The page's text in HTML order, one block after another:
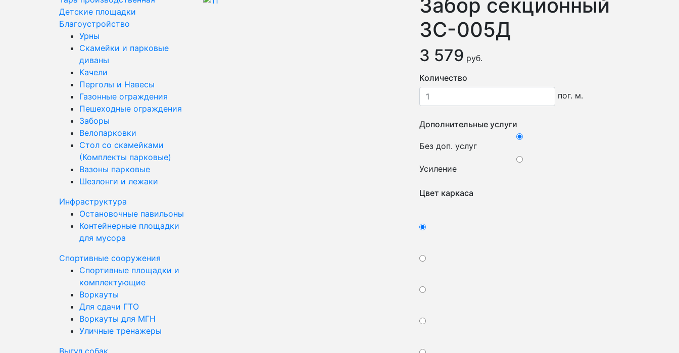
Детские площадки
Благоустройство
Урны
Скамейки и парковые
диваны
Качели
Перголы и Навесы
Газонные ограждения
Пешеходные ограждения
Заборы
Велопарковки
Стол со скамейками
(Комплекты парковые)
Вазоны парковые
Шезлонги и лежаки
Инфраструктура
Остановочные павильоны
Контейнерные площадки
для мусора
Спортивные сооружения
Спортивные площадки и
комплектующие
Воркауты
Для сдачи ГТО
Воркауты для МГН
Уличные тренажеры
Выгул собак
Забор секционный
ЗС-005Д
3 579 руб.
Количество
пог. м.
Дополнительные услуги
Без доп. услуг
Усиление
Цвет каркаса